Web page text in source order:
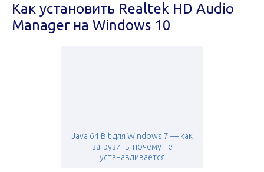
Как установить Realtek HD Audio
Manager на Windows 10
Java 64 Bit для Windows 7 — как
загрузить, почему не
устанавливается